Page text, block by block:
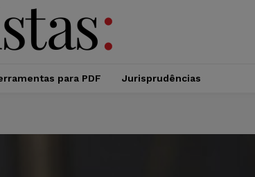
para PDF Jurisprudências